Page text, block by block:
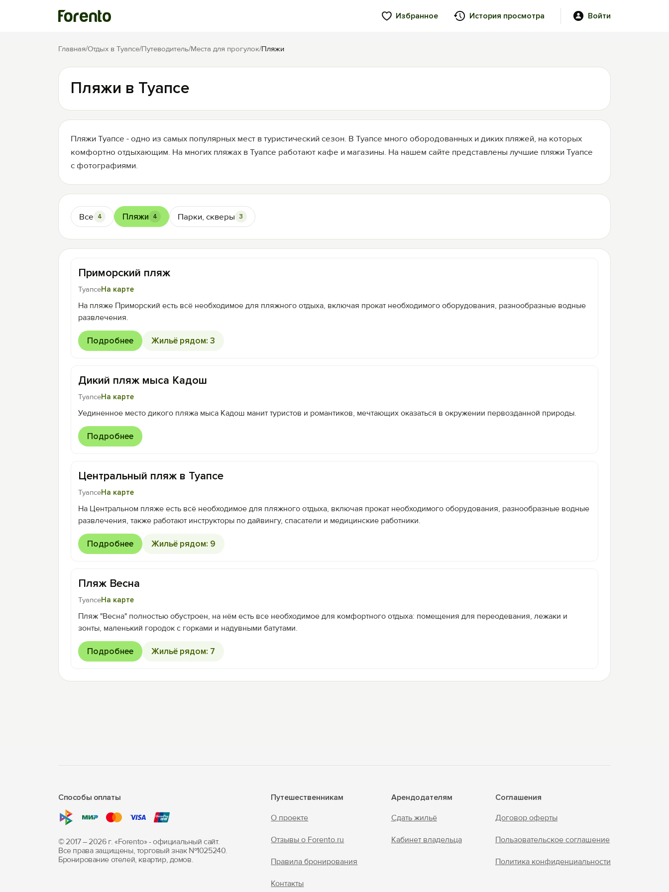
Избранное История просмотра Войти
Главная/Отдых в Туапсе/Путеводитель/Места для прогулок/Пляжи
Пляжи в Туапсе
Пляжи Туапсе - одно из самых популярных мест в туристический сезон. В Туапсе много обородованных и диких пляжей, на которых
комфортно отдыхающим. На многих пляжах в Туапсе работают кафе и магазины. На нашем сайте представлены лучшие пляжи Туапсе
с фотографиями.
Все 4 Пляжи 4 Парки, скверы 3
Приморский пляж
ТуапсеНа карте
На пляже Приморский есть всё необходимое для пляжного отдыха, включая прокат необходимого оборудования, разнообразные водные
развлечения.
Подробнее Жильё рядом: 3
Дикий пляж мыса Кадош
ТуапсеНа карте
Уединенное место дикого пляжа мыса Кадош манит туристов и романтиков, мечтающих оказаться в окружении первозданной природы.
Подробнее
Центральный пляж в Туапсе
ТуапсеНа карте
На Центральном пляже есть всё необходимое для пляжного отдыха, включая прокат необходимого оборудования, разнообразные водные
развлечения, также работают инструкторы по дайвингу, спасатели и медицинские работники.
Подробнее Жильё рядом: 9
Пляж Весна
ТуапсеНа карте
Пляж "Весна" полностью обустроен, на нём есть все необходимое для комфортного отдыха: помещения для переодевания, лежаки и
зонты, маленький городок с горками и надувными батутами.
Подробнее Жильё рядом: 7
Путешественникам
О проекте
Отзывы о Forento.ru
Правила бронирования
Контакты
Арендодателям
Сдать жильё
Кабинет владельца
Соглашения
Договор оферты
Пользовательское соглашение
Политика конфиденциальности
Способы оплаты
© 2017 – 2026 г. «Forento» - официальный сайт.
Все права защищены, торговый знак Nº1025240.
Бронирование отелей, квартир, домов.